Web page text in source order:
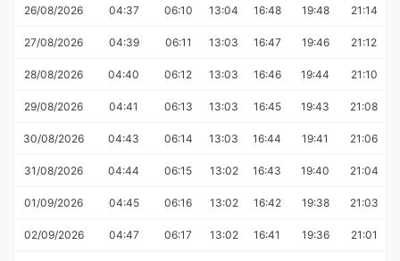
26/08/2026 04:37 06:10 13:04 16:48 19:48 21:14
27/08/2026 04:39 06:11 13:03 16:47 19:46 21:12
28/08/2026 04:40 06:12 13:03 16:46 19:44 21:10
29/08/2026 04:41 06:13 13:03 16:45 19:43 21:08
30/08/2026 04:43 06:14 13:03 16:44 19:41 21:06
31/08/2026 04:44 06:15 13:02 16:43 19:40 21:04
01/09/2026 04:45 06:16 13:02 16:42 19:38 21:03
02/09/2026 04:47 06:17 13:02 16:41 19:36 21:01